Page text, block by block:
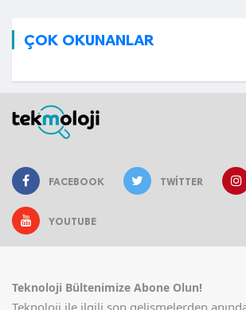
ÇOK OKUNANLAR
FACEBOOK TWITTER
YOUTUBE
Teknoloji Bültenimize Abone Olun!
Teknoloji ile ilgili son gelişmelerden